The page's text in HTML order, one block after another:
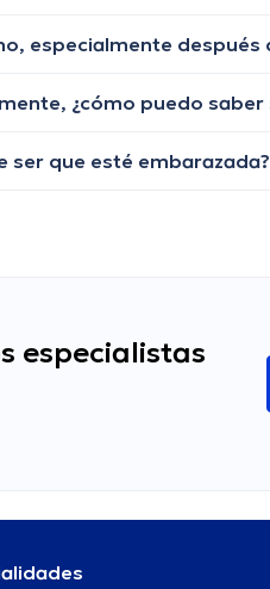
ser que esté embarazada?
especialistas